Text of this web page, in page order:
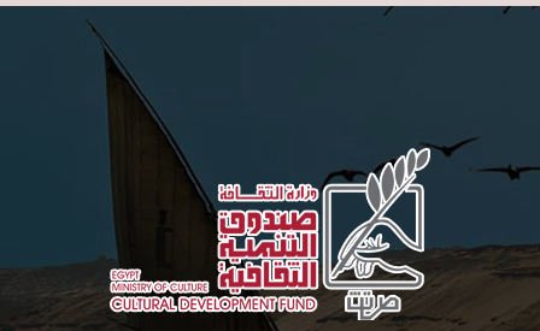
Skip to main content